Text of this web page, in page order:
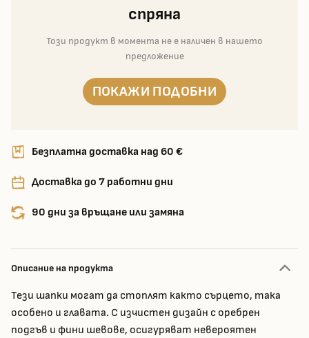
спряна
Този продукт в момента не е наличен в нашето
предложение
ПОКАЖИ ПОДОБНИ
Безплатна доставка над 60 €
Доставка до 7 работни дни
90 дни за връщане или замяна
Описание на продукта
Тези шапки могат да стоплят както сърцето, така
особено и главата. С изчистен дизайн с оребрен
подгъв и фини шевове, осигуряват невероятен